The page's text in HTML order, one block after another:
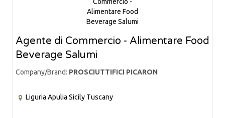
Agente di Commercio - Alimentare Food
Beverage Salumi
Company/Brand: PROSCIUTTIFICI PICARON
Liguria Apulia Sicily Tuscany